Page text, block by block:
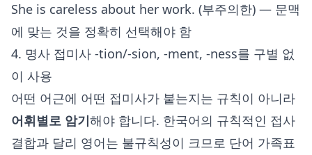
She is careless about her work. (부주의한) — 문맥
에 맞는 것을 정확히 선택해야 함
4. 명사 접미사 -tion/-sion, -ment, -ness를 구별 없
이 사용
어떤 어근에 어떤 접미사가 붙는지는 규칙이 아니라
어휘별로 암기해야 합니다. 한국어의 규칙적인 접사
결합과 달리 영어는 불규칙성이 크므로 단어 가족표